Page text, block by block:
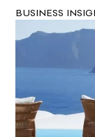
BUSINESS